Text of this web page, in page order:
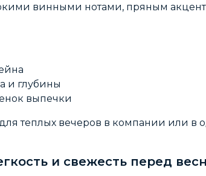
винными нотами, пряным
и глубины
выпечки
теплых вечеров в компании или в
и свежесть перед